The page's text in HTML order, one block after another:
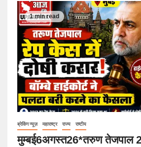
1 min read
ब्रेकिंग न्यूज़ महाराष्ट्र राज्य राष्टीय
मुम्बई6अगस्त26*तरुण तेजपाल